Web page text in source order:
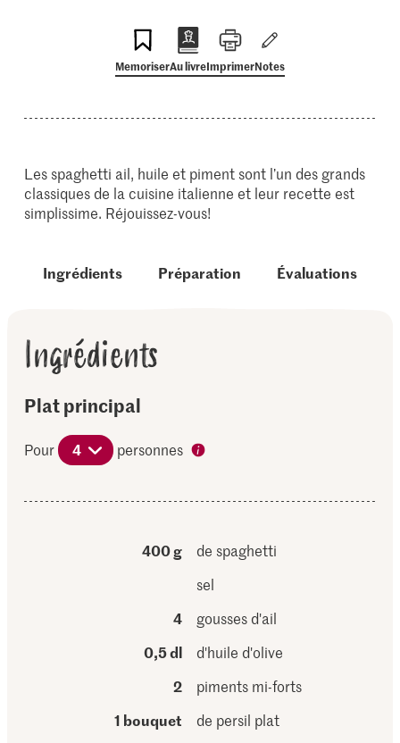
MemoriserAu livreImprimerNotes
Les spaghetti ail, huile et piment sont l’un des grands
classiques de la cuisine italienne et leur recette est
simplissime. Réjouissez-vous!
Ingrédients Préparation Évaluations
Ingrédients
Plat principal
Pour 4 personnes
400 g
de spaghetti
sel
4
gousses d'ail
0,5 dl
d'huile d'olive
2
piments mi-forts
1 bouquet
de persil plat